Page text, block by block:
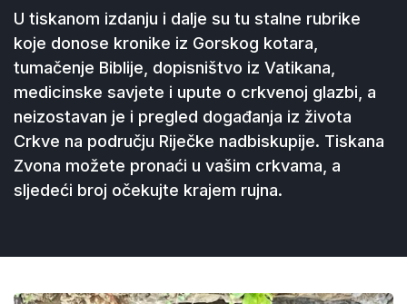
U tiskanom izdanju i dalje su tu stalne rubrike
koje donose kronike iz Gorskog kotara,
tumačenje Biblije, dopisništvo iz Vatikana,
medicinske savjete i upute o crkvenoj glazbi, a
neizostavan je i pregled događanja iz života
Crkve na području Riječke nadbiskupije. Tiskana
Zvona možete pronaći u vašim crkvama, a
sljedeći broj očekujte krajem rujna.